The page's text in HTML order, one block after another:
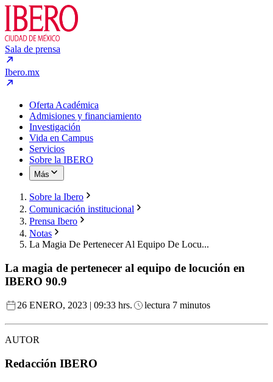
Sala de prensa
Ibero.mx
Oferta Académica
Admisiones y financiamiento
Investigación
Vida en Campus
Servicios
Sobre la IBERO
Más
Sobre la Ibero
Comunicación institucional
Prensa Ibero
Notas
La Magia De Pertenecer Al Equipo De Locu...
La magia de pertenecer al equipo de locución en
IBERO 90.9
26 ENERO, 2023 | 09:33 hrs. lectura 7 minutos
AUTOR
Redacción IBERO